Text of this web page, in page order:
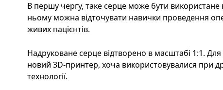
В першу чергу, таке серце може бути використане
ньому можна відточувати навички проведення
живих пацієнтів.
Надруковане серце відтворено в масштабі 1:1.
новий 3D-принтер, хоча використовувалися при
технології.